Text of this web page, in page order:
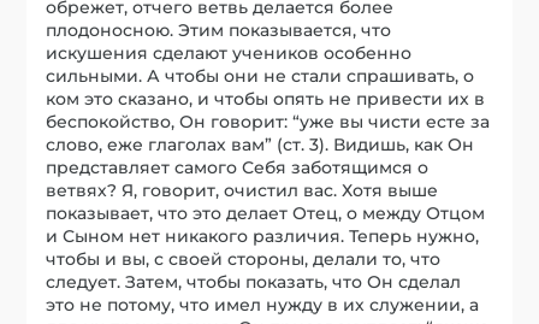
обрежет, отчего ветвь делается более
плодоносною. Этим показывается, что
искушения сделают учеников особенно
сильными. А чтобы они не стали спрашивать, о
ком это сказано, и чтобы опять не привести их в
беспокойство, Он говорит: “уже вы чисти есте за
слово, еже глаголах вам” (ст. 3). Видишь, как Он
представляет самого Себя заботящимся о
ветвях? Я, говорит, очистил вас. Хотя выше
показывает, что это делает Отец, о между Отцом
и Сыном нет никакого различия. Теперь нужно,
чтобы и вы, с своей стороны, делали то, что
следует. Затем, чтобы показать, что Он сделал
это не потому, что имел нужду в их служении, а